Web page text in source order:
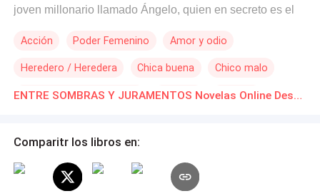
joven millonario llamado Ángelo, quien en secreto es el
desprecia a causa de que piensa que es una
se divorcie y vuelva a su país natal a recuperar los
negocios de sus padres biológicos quienes murieron en
soporta tener que entregárselas, de casualidad se
enamoran perdidamente, apoyándose en sus problemas
y peleando juntos contra sus enemigos hasta que
Acción Poder Femenino Amor y odio
Heredero / Heredera Chica buena Chico malo
Matrimonio por Contrato Divorcio Traición ENTRE SOMBRAS Y JURAMENTOS Novelas Online Descarga gratuita de PDF
Comparitr los libros en: